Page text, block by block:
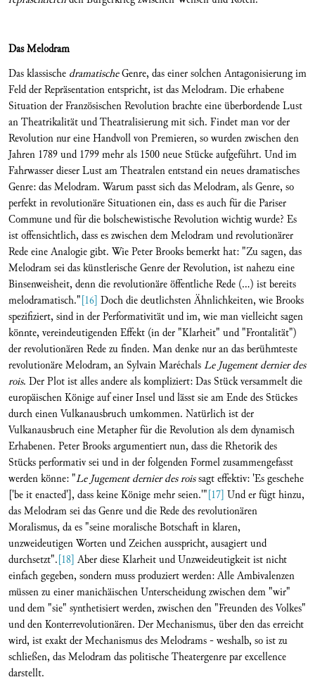
Das Melodram
Das klassische dramatischeGenre, das einer solchen Antagonisierung im
Feld der Repräsentation entspricht, ist das Melodram. Die erhabene
Situation der Französischen Revolution brachte eine überbordende Lust
an Theatrikalität und Theatralisierung mit sich. Findet man vor der
Revolution nur eine Handvoll von Premieren, so wurden zwischen den
Jahren 1789 und 1799 mehr als 1500 neue Stücke aufgeführt. Und im
Fahrwasser dieser Lust am Theatralen entstand ein neues dramatisches
Genre: das Melodram. Warum passt sich das Melodram, als Genre, so
perfekt in revolutionäre Situationen ein, dass es auch für die Pariser
Commune und für die bolschewistische Revolution wichtig wurde? Es
ist offensichtlich, dass es zwischen dem Melodram und revolutionärer
Rede eine Analogie gibt. Wie Peter Brooks bemerkt hat: "Zu sagen, das
Melodram sei das künstlerische Genre der Revolution, ist nahezu eine
Binsenweisheit, denn die revolutionäre öffentliche Rede (...) ist bereits
melodramatisch."[16] Doch die deutlichsten Ähnlichkeiten, wie Brooks
spezifiziert, sind in der Performativität und im, wie man vielleicht sagen
könnte, vereindeutigenden Effekt (in der "Klarheit" und "Frontalität")
der revolutionären Rede zu finden. Man denke nur an das berühmteste
revolutionäre Melodram, an Sylvain MaréchalsLe Jugement dernier des
rois. Der Plot ist alles andere als kompliziert: Das Stück versammelt die
europäischen Könige auf einer Insel und lässt sie am Ende des Stückes
durch einen Vulkanausbruch umkommen. Natürlich ist der
Vulkanausbruch eine Metapher für die Revolution als dem dynamisch
Erhabenen. Peter Brooks argumentiert nun, dass die Rhetorik des
Stücks performativ sei und in der folgenden Formel zusammengefasst
werden könne: "Le Jugement dernier des roissagt effektiv: 'Es geschehe
['be it enacted'], dass keine Könige mehr seien.'"[17] Und er fügt hinzu,
das Melodram sei das Genre und die Rede des revolutionären
Moralismus, da es "seine moralische Botschaft in klaren,
unzweideutigen Worten und Zeichen ausspricht, ausagiert und
durchsetzt".[18] Aber diese Klarheit und Unzweideutigkeit ist nicht
einfach gegeben, sondern muss produziert werden: Alle Ambivalenzen
müssen zu einer manichäischen Unterscheidung zwischen dem "wir"
und dem "sie" synthetisiert werden, zwischen den "Freunden des Volkes"
und den Konterrevolutionären. Der Mechanismus, über den das erreicht
wird, ist exakt der Mechanismus des Melodrams - weshalb, so ist zu
schließen, das Melodram das politische Theatergenre par excellence
darstellt.